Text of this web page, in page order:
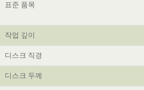
표준 품목
작업 깊이
디스크 직경
디스크 두께